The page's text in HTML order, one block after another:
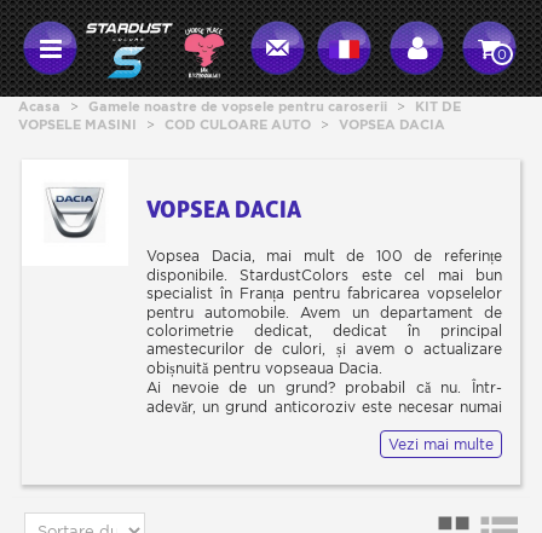
0
Acasa > Gamele noastre de vopsele pentru caroserii >
KIT DE
VOPSELE MASINI
> COD CULOARE AUTO > VOPSEA DACIA
VOPSEA DACIA
Vopsea Dacia, mai mult de 100 de referințe
disponibile. StardustColors este cel mai bun
specialist în Franța pentru fabricarea vopselelor
pentru automobile. Avem un departament de
colorimetrie dedicat, dedicat în principal
amestecurilor de culori, și avem o actualizare
obișnuită pentru vopseaua Dacia.
Ai nevoie de un grund? probabil că nu. Într-
adevăr, un grund anticoroziv este necesar numai
pe metalul gol. În ceea ce privește grundul de
șlefuit, este necesar pe suprafețele deteriorate.
Pentru vehiculele marca DACIA, placa care
determina vopseaua exactă Dacia) (vinplate)
Vezi mai multe